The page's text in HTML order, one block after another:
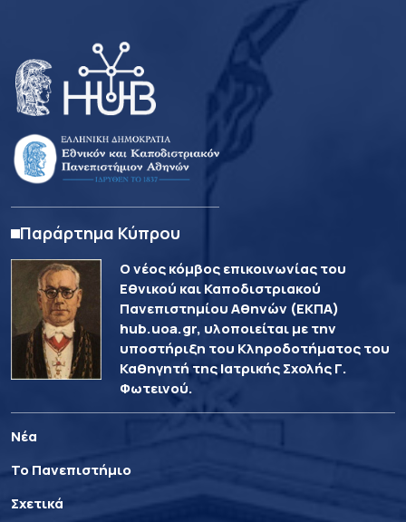
Παράρτημα Κύπρου
Ο νέος κόμβος επικοινωνίας του
Εθνικού και Καποδιστριακού
Πανεπιστημίου Αθηνών (ΕΚΠΑ)
hub.uoa.gr, υλοποιείται με την
υποστήριξη του Κληροδοτήματος του
Καθηγητή της Ιατρικής Σχολής Γ.
Φωτεινού.
Νέα
Το Πανεπιστήμιο
Σχετικά